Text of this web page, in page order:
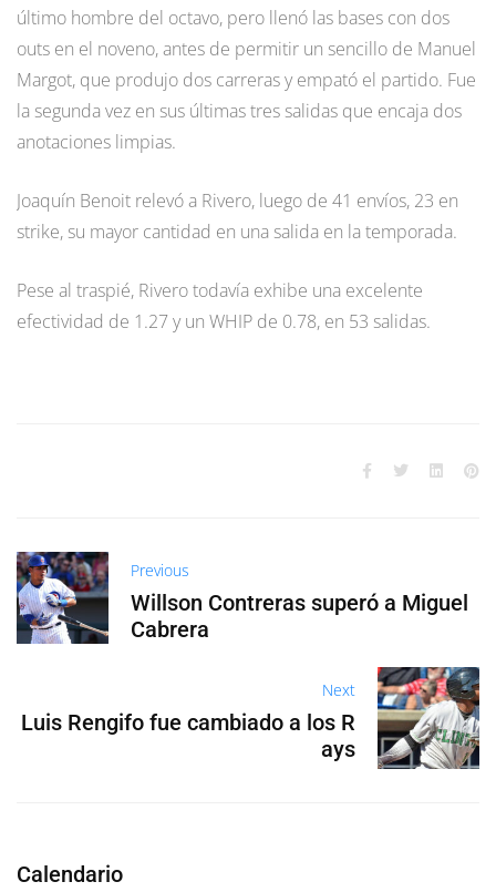
último hombre del octavo, pero llenó las bases con dos
outs en el noveno, antes de permitir un sencillo de Manuel
Margot, que produjo dos carreras y empató el partido. Fue
la segunda vez en sus últimas tres salidas que encaja dos
anotaciones limpias.
Joaquín Benoit relevó a Rivero, luego de 41 envíos, 23 en
strike, su mayor cantidad en una salida en la temporada.
Pese al traspié, Rivero todavía exhibe una excelente
efectividad de 1.27 y un WHIP de 0.78, en 53 salidas.
Previous
Willson Contreras superó a Miguel
Cabrera
Next
Luis Rengifo fue cambiado a los R
ays
Calendario